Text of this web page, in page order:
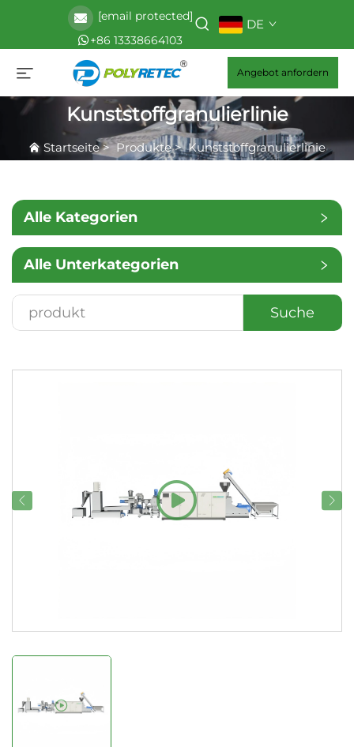
[email protected]
+86 13338664103
DE
Angebot anfordern
Kunststoffgranulierlinie
Startseite>Produkte>Kunststoffgranulierlinie
Alle Kategorien
Alle Unterkategorien
Suche